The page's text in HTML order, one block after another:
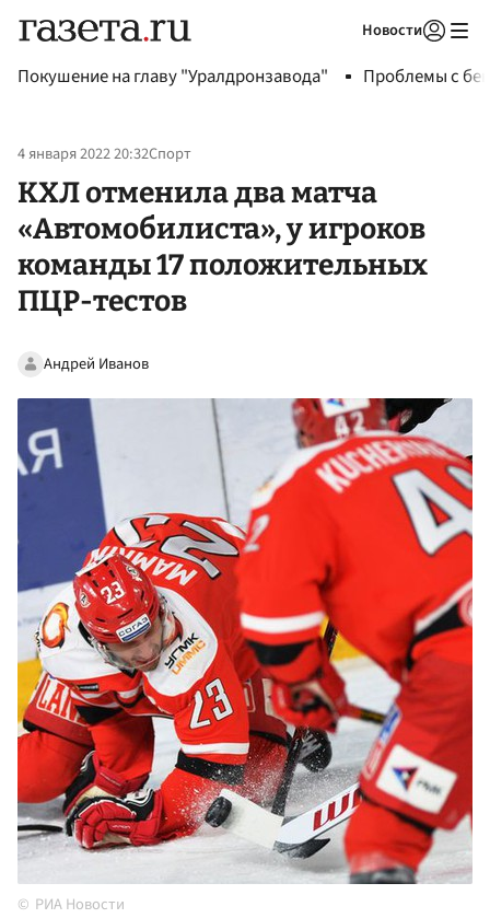
Новости
Покушение на главу "Уралдронзавода" Проблемы с
4 января 2022 20:32Спорт
КХЛ отменила два матча
«Автомобилиста», у игроков
команды 17 положительных
ПЦР-тестов
Андрей Иванов
РИА Новости